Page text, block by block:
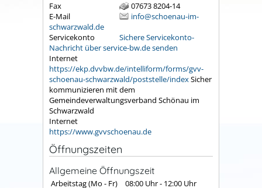
Fax
07673 8204-14
E-Mail
info@schoenau-im-
schwarzwald.de
Servicekonto
Sichere Servicekonto-
Nachricht über service-bw.de senden
Internet
https://ekp.dvvbw.de/intelliform/forms/gvv-
schoenau-schwarzwald/poststelle/indexSicher
kommunizieren mit dem
Gemeindeverwaltungsverband Schönau im
Schwarzwald
Internet
https://www.gvvschoenau.de
Öffnungszeiten
Allgemeine Öffnungszeit
Arbeitstag (Mo - Fr) 08:00 Uhr- 12:00 Uhr